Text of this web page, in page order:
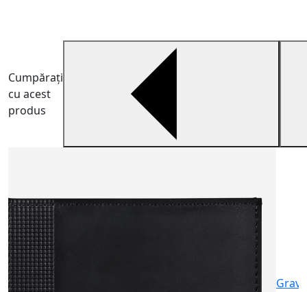
Cumpărați
cu acest
produs